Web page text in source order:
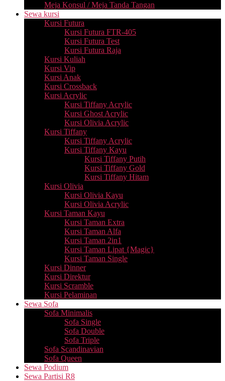
Meja Konsul / Meja Tanda Tangan
Sewa kursi
Kursi Futura
Kursi Futura FTR-405
Kursi Futura Test
Kursi Futura Raja
Kursi Kuliah
Kursi Vip
Kursi Anak
Kursi Crossback
Kursi Acrylic
Kursi Tiffany Acrylic
Kursi Ghost Acrylic
Kursi Olivia Acrylic
Kursi Tiffany
Kursi Tiffany Acrylic
Kursi Tiffany Kayu
Kursi Tiffany Putih
Kursi Tiffany Gold
Kursi Tiffany Hitam
Kursi Olivia
Kursi Olivia Kayu
Kursi Olivia Acrylic
Kursi Taman Kayu
Kursi Taman Extra
Kursi Taman Alfa
Kursi Taman 2in1
Kursi Taman Lipat {Magic}
Kursi Taman Single
Kursi Dinner
Kursi Direktur
Kursi Scramble
Kursi Pelaminan
Sewa Sofa
Sofa Minimalis
Sofa Single
Sofa Double
Sofa Triple
Sofa Scandinavian
Sofa Queen
Sewa Podium
Sewa Partisi R8